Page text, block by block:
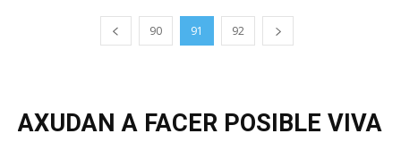
90 91 92
AXUDAN A FACER POSIBLE VIVA